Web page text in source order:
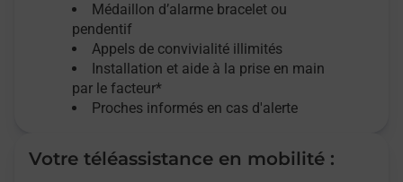
Médaillon d’alarme bracelet ou
pendentif
Appels de convivialité illimités
Installation et aide à la prise en main
par le facteur*
Proches informés en cas d'alerte
Votre téléassistance en mobilité :